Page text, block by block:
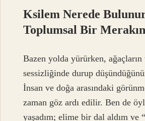
Ksilem Nerede
Toplumsal Bir
Bazen yolda yürürken,
sessizliğinde durup
İnsan ve doğa arasındaki
zaman göz ardı edilir. Ben de
yaşadım; elime bir dal aldım ve